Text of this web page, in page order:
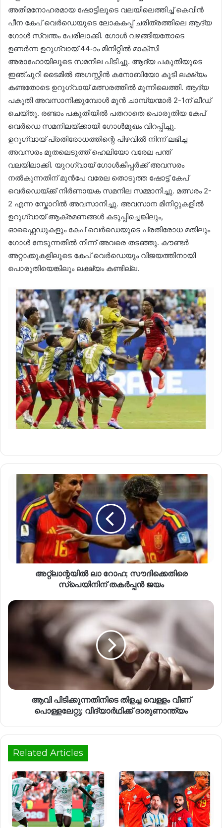
അതിമനോഹരമായ ഷോട്ടിലൂടെ വലയിലെത്തിച്ച് കെവിൻ
പീന കേപ് വെർഡെയുടെ ലോകകപ്പ് ചരിത്രത്തിലെ ആദ്യ
ഗോൾ സ്വന്തം പേരിലാക്കി. ഗോൾ വഴങ്ങിയതോടെ
ഉണർന്ന ഉറുഗ്വായ് 44-ാം മിനിറ്റിൽ മാക്‌സി
അരാഹോയിലൂടെ സമനില പിടിച്ചു. ആദ്യ പകുതിയുടെ
ഇഞ്ചുറി ടൈമിൽ അഗസ്റ്റിൻ കനോബിയോ കൂടി ലക്ഷ്യം
കണ്ടതോടെ ഉറുഗ്വായ് മത്സരത്തിൽ മുന്നിലെത്തി. ആദ്യ
പകുതി അവസാനിക്കുമ്പോൾ മുൻ ചാമ്പ്യന്മാർ 2-1ന് ലീഡ്
ചെയ്തു. രണ്ടാം പകുതിയിൽ പതറാതെ പൊരുതിയ കേപ്
വെർഡെ സമനിലയ്ക്കായി ഗോൾമുഖം വിറപ്പിച്ചു.
ഉറുഗ്വായ് പ്രതിരോധത്തിന്റെ പിഴവിൽ നിന്ന് ലഭിച്ച
അവസരം മുതലെടുത്ത് ഹെലിയോ വരേല പന്ത്
വലയിലാക്കി. യുറഗ്വായ് ഗോൾകീപ്പർക്ക് അവസരം
നൽകുന്നതിന് മുൻപേ വരേല തൊടുത്ത ഷോട്ട് കേപ്
വെർഡെയ്ക്ക് നിർണായക സമനില സമ്മാനിച്ചു. മത്സരം 2-
2 എന്ന സ്കോറിൽ അവസാനിച്ചു. അവസാന മിനിറ്റുകളിൽ
ഉറുഗ്വായ് ആക്രമണങ്ങൾ കടുപ്പിച്ചെങ്കിലും,
ഓഫ്സൈഡുകളും കേപ് വെർഡെയുടെ പ്രതിരോധ മതിലും
ഗോൾ നേടുന്നതിൽ നിന്ന് അവരെ തടഞ്ഞു. കൗണ്ടർ
അറ്റാക്കുകളിലൂടെ കേപ് വെർഡെയും വിജയത്തിനായി
പൊരുതിയെങ്കിലും ലക്ഷ്യം കണ്ടില്ല.
അറ്റ്ലാന്റയിൽ ലാ റോഹ; സൗദിക്കെതിരെ
സ്പെയിനിന് തകർപ്പൻ ജയം
ആവി പിടിക്കുന്നതിനിടെ തിളച്ച വെള്ളം വീണ്
പൊള്ളലേറ്റു; വിദ്യാര്‍ഥിക്ക് ദാരുണാന്ത്യം
Related Articles